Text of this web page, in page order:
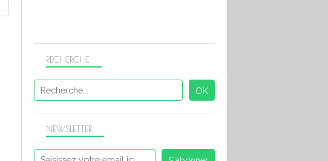
NEWSLETTER
RECHERCHE